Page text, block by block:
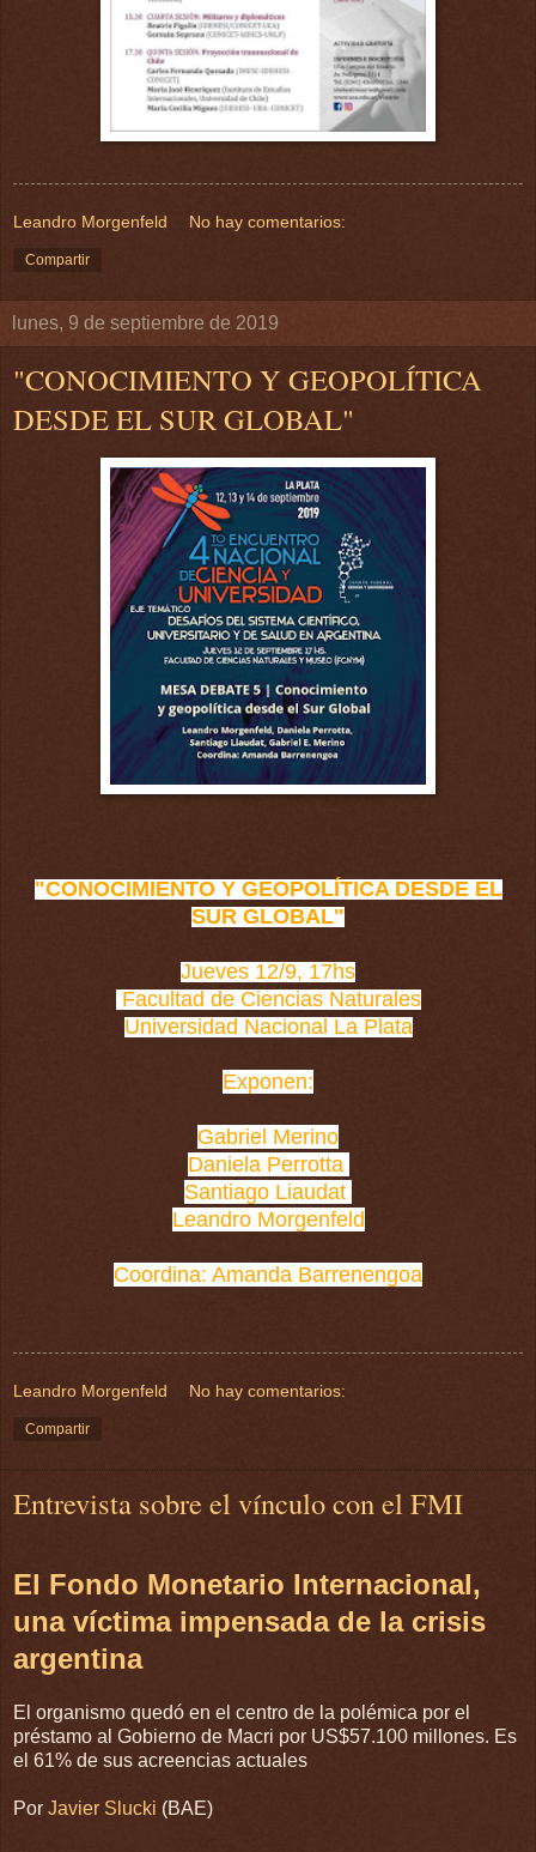
Leandro Morgenfeld No hay comentarios:
Compartir
lunes, 9 de septiembre de 2019
"CONOCIMIENTO Y GEOPOLÍTICA
DESDE EL SUR GLOBAL"
"CONOCIMIENTO Y GEOPOLÍTICA DESDE EL
SUR GLOBAL"
Jueves 12/9, 17hs
Facultad de Ciencias Naturales
Universidad Nacional La Plata
Exponen:
Gabriel Merino
Daniela Perrotta
Santiago Liaudat
Leandro Morgenfeld
Coordina: Amanda Barrenengoa
Leandro Morgenfeld No hay comentarios:
Compartir
Entrevista sobre el vínculo con el FMI
El Fondo Monetario Internacional,
una víctima impensada de la crisis
argentina
El organismo quedó en el centro de la polémica por el
préstamo al Gobierno de Macri por US$57.100 millones. Es
el 61% de sus acreencias actuales
Por Javier Slucki (BAE)